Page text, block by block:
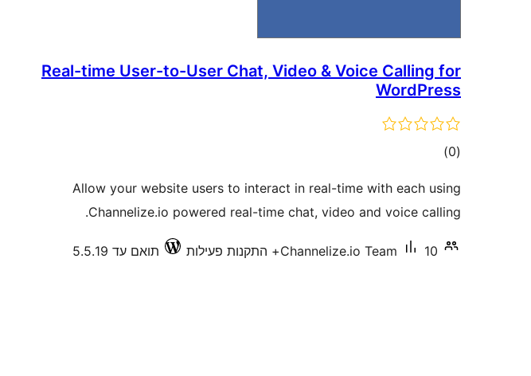
Real-time User-to-User Chat, Video & Voice Calling for
WordPress
(0 דרוגים)
Allow your website users to interact in real-time with each using
Channelize.io powered real-time chat, video and voice calling.
Channelize.io Team 10+ התקנות פעילות תואם עד 5.5.19